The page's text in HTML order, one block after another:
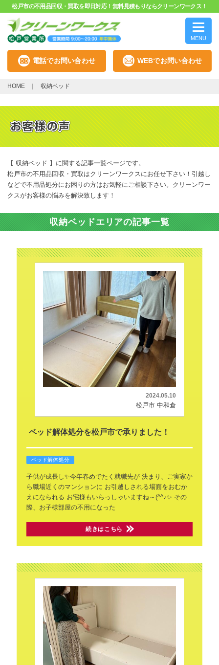
松戸市の不用品回収・買取を即日対応！無料見積もりならクリーンワークス！
MENU
電話でお問い合わせ WEBでお問い合わせ
HOME 収納ベッド
【 収納ベッド 】に関する記事一覧ページです。
松戸市の不用品回収・買取はクリーンワークスにお任せ下さい！引越し
などで不用品処分にお困りの方はお気軽にご相談下さい。クリーンワー
クスがお客様の悩みを解決致します！
収納ベッドエリアの記事一覧
2024.05.10
松戸市 中和倉
ベッド解体処分を松戸市で承りました！
ベッド解体処分
子供が成長し✨今年春めでたく就職先が決まり、ご実家か
ら職場近くのマンションに お引越しされる場面をおむか
えになられる お宅様もいらっしゃいますね～(^^♪✨ その
際、お子様部屋の不用になった
続きはこちら